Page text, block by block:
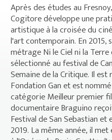
Après des études au
Cogitore développe une
artistique à la croisée du
l'art contemporain. En 2015,
métrage Ni le Ciel ni la Terre
sélectionné au festival de
Semaine de la Critique. Il
Fondation Gan et est
catégorie Meilleur premier
documentaire Braguino
Festival de San Sebastian et
2019. La même année, il met